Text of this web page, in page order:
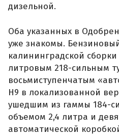
дизельной.
Оба указанных в
уже знакомы.
калининградской
литровым 218-сильным
восьмиступенчатым
H9 в локализованной
ушедшим из гаммы 184-
объемом 2,4 литра и
автоматической